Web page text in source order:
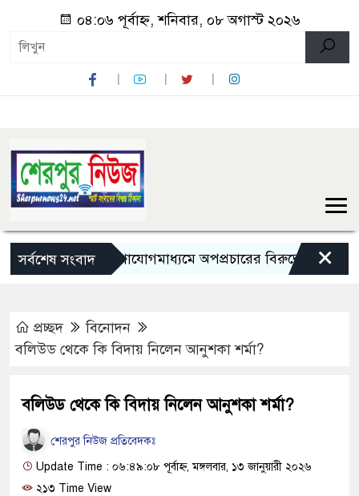
০৪:০৬ পূর্বাহ্ন, শনিবার, ০৮ অগাস্ট ২০২৬
সর্বশেষ সংবাদ
সামাজিক যোগাযোগমাধ্যমে অপপ্রচারের বিরুদ্ধে সতর্ক থাকার
×
প্রচ্ছদ
বিনোদন
বলিউড থেকে কি বিদায় নিলেন আনুশকা শর্মা?
বলিউড থেকে কি বিদায় নিলেন আনুশকা শর্মা?
শেরপুর নিউজ প্রতিবেদকঃ
Update Time : ০৬:৪৯:০৮ পূর্বাহ্ন, মঙ্গলবার, ১৩ জানুয়ারী ২০২৬
২১৩ Time View